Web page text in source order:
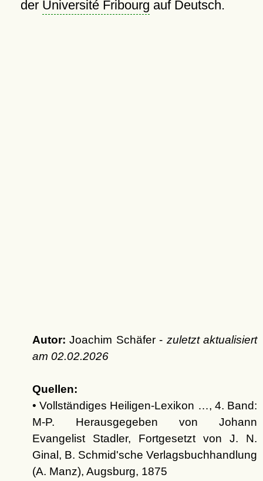
der Université Fribourg auf Deutsch.
Autor: Joachim Schäfer - zuletzt aktualisiert
am 02.02.2026
Quellen:
• Vollständiges Heiligen-Lexikon …, 4. Band:
M-P. Herausgegeben von Johann
Evangelist Stadler, Fortgesetzt von J. N.
Ginal, B. Schmid'sche Verlagsbuchhandlung
(A. Manz), Augsburg, 1875